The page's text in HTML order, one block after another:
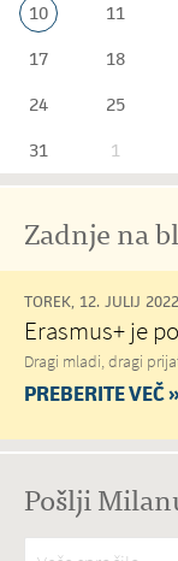
10
11
17
18
24
25
31
1
Zadnje na
TOREK, 12. JULIJ 2022
Erasmus+ je
Dragi mladi, dragi
PREBERITE VEČ
Pošlji
Vaše spročilo*